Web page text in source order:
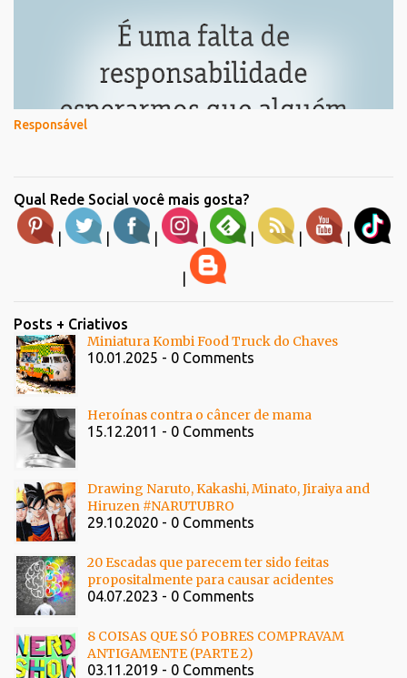
Responsável
Qual Rede Social você mais gosta?
| | | | | | |
Posts + Criativos
Miniatura Kombi Food Truck do Chaves
10.01.2025 - 0 Comments
Heroínas contra o câncer de mama
15.12.2011 - 0 Comments
Drawing Naruto, Kakashi, Minato, Jiraiya and
Hiruzen #NARUTUBRO
29.10.2020 - 0 Comments
20 Escadas que parecem ter sido feitas
propositalmente para causar acidentes
04.07.2023 - 0 Comments
8 COISAS QUE SÓ POBRES COMPRAVAM
ANTIGAMENTE (PARTE 2)
03.11.2019 - 0 Comments